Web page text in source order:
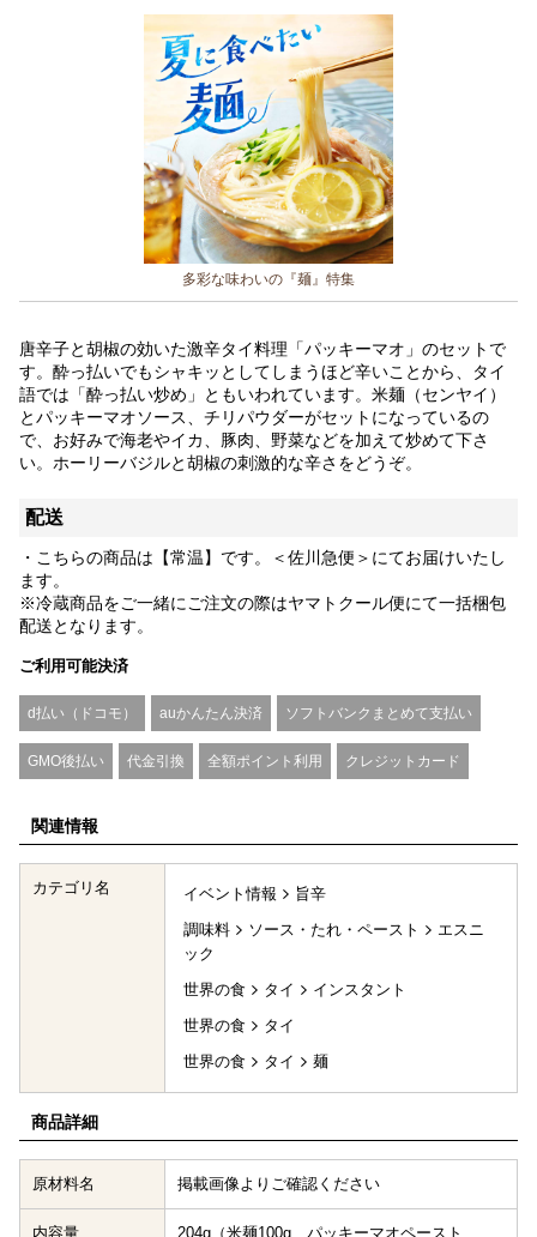
多彩な味わいの『麺』特集
唐辛子と胡椒の効いた激辛タイ料理「パッキーマオ」のセットで
す。酔っ払いでもシャキッとしてしまうほど辛いことから、タイ
語では「酔っ払い炒め」ともいわれています。米麺（センヤイ）
とパッキーマオソース、チリパウダーがセットになっているの
で、お好みで海老やイカ、豚肉、野菜などを加えて炒めて下さ
い。ホーリーバジルと胡椒の刺激的な辛さをどうぞ。
配送
・こちらの商品は【常温】です。＜佐川急便＞にてお届けいたし
ます。
※冷蔵商品をご一緒にご注文の際はヤマトクール便にて一括梱包
配送となります。
ご利用可能決済
d払い（ドコモ） auかんたん決済 ソフトバンクまとめて支払い
GMO後払い 代金引換 全額ポイント利用 クレジットカード
関連情報
カテゴリ名 イベント情報
旨辛
調味料
ソース・たれ・ペースト
エスニ
ック
世界の食
タイ
インスタント
世界の食
タイ
世界の食
タイ 麺
商品詳細
原材料名 掲載画像よりご確認ください
内容量 204g（米麺100g、パッキーマオペースト